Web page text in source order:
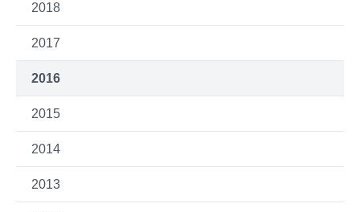
2018
2017
2016
2015
2014
2013